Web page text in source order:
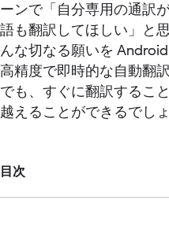
ーンで「自分専用の通訳
語も翻訳してほしい」と
んな切なる願いを
高精度で即時的な自動翻
でも、すぐに翻訳するこ
越えることができるでしょ
目次